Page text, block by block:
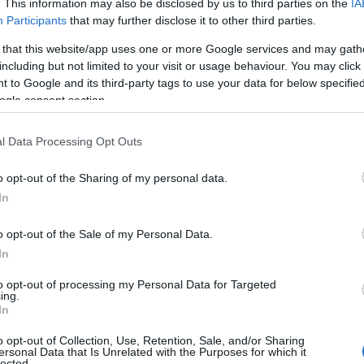
This information may also be disclosed by us to third parties on the
Participants that may further disclose it to other third parties.
that this website/app uses one or more Google services and may
but not limited to your visit or usage behaviour. You may
to Google and its third-party tags to use your data for below
consent section.
Data Processing Opt Outs
opt-out of the Sharing of my personal data.
opt-out of the Sale of my Personal Data.
opt-out of processing my Personal Data for Targeted
opt-out of Collection, Use, Retention, Sale, and/or Sharing
Data that Is Unrelated with the Purposes for which it
2ο και 3ο Δημοτικό Σχολείο Ψαχνών, το
Σχολείο Πισσώνα, το Δημοτικό
Στενής, το Δημοτικό Σχολείο Καστέλλας,
Δημοτικό Σχολείο Μακρυκάπας. Οι μικροί
ευγενή άμιλλα και ομαδικό πνεύμα,
δυνατές συγκινήσεις.
το 3ο Δημοτικό Σχολείο Ψαχνών, το
του και την εξαιρετική του παρουσία
η βράβευση του πρώτου σκόρερ
και Ψαχνιώτη, Μάριο Σέγκο, ο
για την προσπάθεια και το ήθος